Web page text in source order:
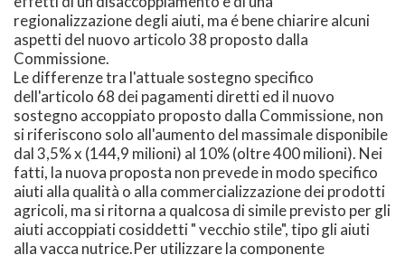
regionalizzazione degli aiuti, ma é bene chiarire alcuni
aspetti del nuovo articolo 38 proposto dalla
Commissione.
Le differenze tra l'attuale sostegno specifico
dell'articolo 68 dei pagamenti diretti ed il nuovo
sostegno accoppiato proposto dalla Commissione, non
si riferiscono solo all'aumento del massimale disponibile
dal 3,5% x (144,9 milioni) al 10% (oltre 400 milioni). Nei
fatti, la nuova proposta non prevede in modo specifico
aiuti alla qualità o alla commercializzazione dei prodotti
agricoli, ma si ritorna a qualcosa di simile previsto per gli
aiuti accoppiati cosiddetti " vecchio stile", tipo gli aiuti
alla vacca nutrice.Per utilizzare la componente